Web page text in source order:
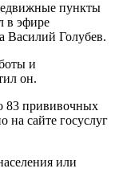
пункты
в эфире
Василий Голубев.
и
он.
83 прививочных
на сайте госуслуг
или